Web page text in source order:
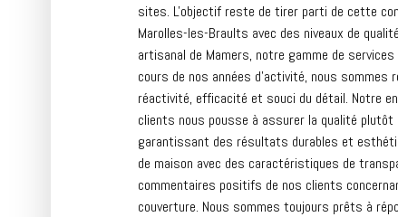
sites. L'objectif reste de tirer parti de cette
Marolles-les-Braults avec des niveaux de
artisanal de Mamers, notre gamme de
cours de nos années d'activité, nous
réactivité, efficacité et souci du détail. Notre
clients nous pousse à assurer la qualité
garantissant des résultats durables et
de maison avec des caractéristiques de
commentaires positifs de nos clients
couverture. Nous sommes toujours prêts à